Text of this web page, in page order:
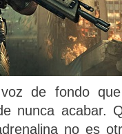
de fondo
nunca acabar.
no es